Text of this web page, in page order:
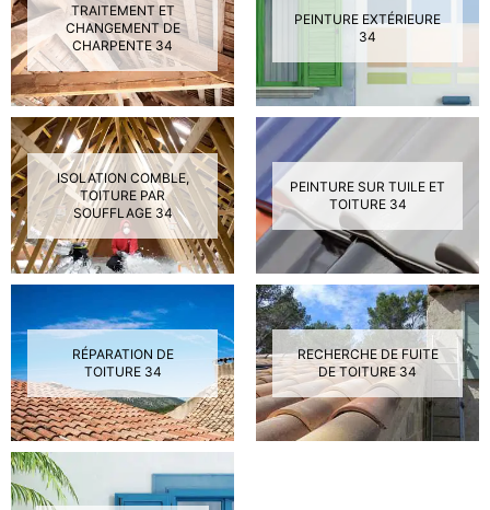
TRAITEMENT ET
CHANGEMENT DE
CHARPENTE 34
PEINTURE EXTÉRIEURE
34
ISOLATION COMBLE,
TOITURE PAR
SOUFFLAGE 34
PEINTURE SUR TUILE ET
TOITURE 34
RÉPARATION DE
TOITURE 34
RECHERCHE DE FUITE
DE TOITURE 34